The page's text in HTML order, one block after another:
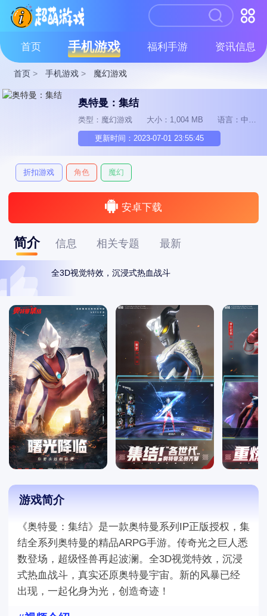
首页 手机游戏 福利手游 资讯信息
首页 > 手机游戏 > 魔幻游戏
奥特曼：集结
类型：魔幻游戏 大小：1,004 MB 语言：中文
更新时间：2023-07-01 23:55:45
折扣游戏 角色 魔幻
安卓下载
简介 信息 相关专题 最新
全3D视觉特效，沉浸式热血战斗
游戏简介
《奥特曼：集结》是一款奥特曼系列IP正版授权，集
结全系列奥特曼的精品ARPG手游。传奇光之巨人悉
数登场，超级怪兽再起波澜。全3D视觉特效，沉浸
式热血战斗，真实还原奥特曼宇宙。新的风暴已经
出现，一起化身为光，创造奇迹！